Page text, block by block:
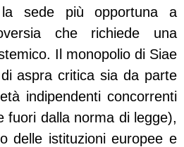
la sede più opportuna a
che richiede una
Il monopolio di Siae
aspra critica sia da parte
indipendenti concorrenti
fuori dalla norma di legge),
delle istituzioni europee e